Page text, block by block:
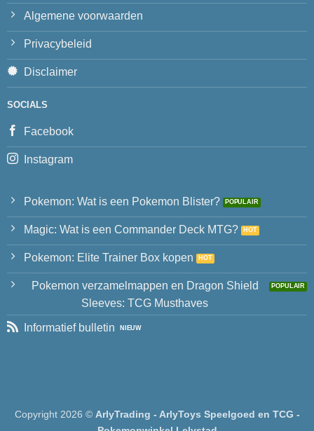
Algemene voorwaarden
Privacybeleid
Disclaimer
SOCIALS
Facebook
Instagram
Pokemon: Wat is een Pokemon Blister?
Magic: Wat is een Commander Deck MTG?
Pokemon: Elite Trainer Box kopen
Pokemon verzamelmappen en Dragon Shield
Sleeves: TCG Musthaves
Informatief bulletin
Copyright 2026 © ArlyTrading - ArlyToys Speelgoed en TCG -